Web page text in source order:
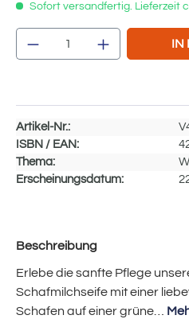
Sofort versandfertig. Lieferzeit
Produkt Anzahl: GibIN
Artikel-Nr.:
ISBN / EAN:
Thema:
Erscheinungsdatum:
Beschreibung
Erlebe die sanfte Pflege
Schafmilchseife mit einer
Schafen auf einer grüne…